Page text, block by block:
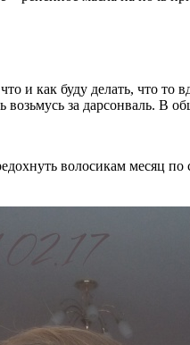
и как буду делать, что
за дарсонваль. В
волосикам месяц